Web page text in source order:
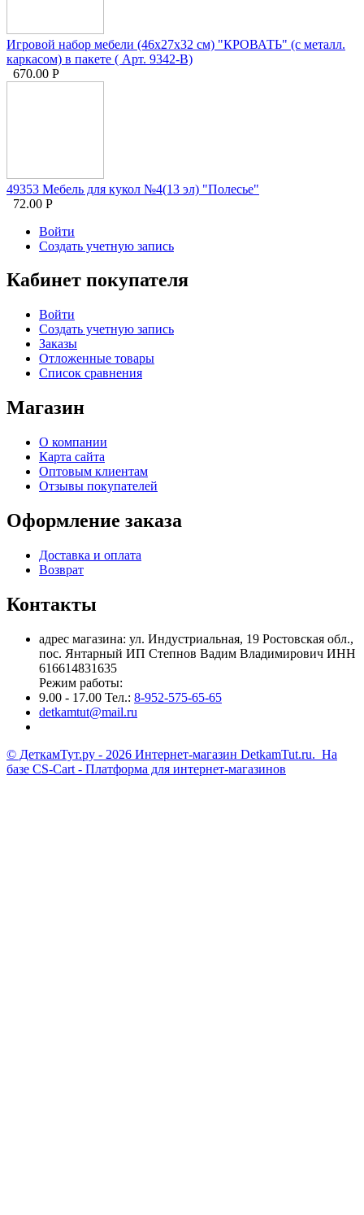
Игровой набор мебели (46х27х32 см) "КРОВАТЬ" (с металл.
каркасом) в пакете ( Арт. 9342-В)
670.00 Р
49353 Мебель для кукол №4(13 эл) "Полесье"
72.00 Р
Войти
Создать учетную запись
Кабинет покупателя
Войти
Создать учетную запись
Заказы
Отложенные товары
Список сравнения
Магазин
О компании
Карта сайта
Оптовым клиентам
Отзывы покупателей
Оформление заказа
Доставка и оплата
Возврат
Контакты
адрес магазина: ул. Индустриальная, 19 Ростовская обл.,
пос. Янтарный ИП Степнов Вадим Владимирович ИНН
616614831635
Режим работы:
9.00 - 17.00 Тел.: 8-952-575-65-65
detkamtut@mail.ru
© ДеткамТут.ру - 2026 Интернет-магазин DetkamTut.ru. На
базе CS-Cart - Платформа для интернет-магазинов